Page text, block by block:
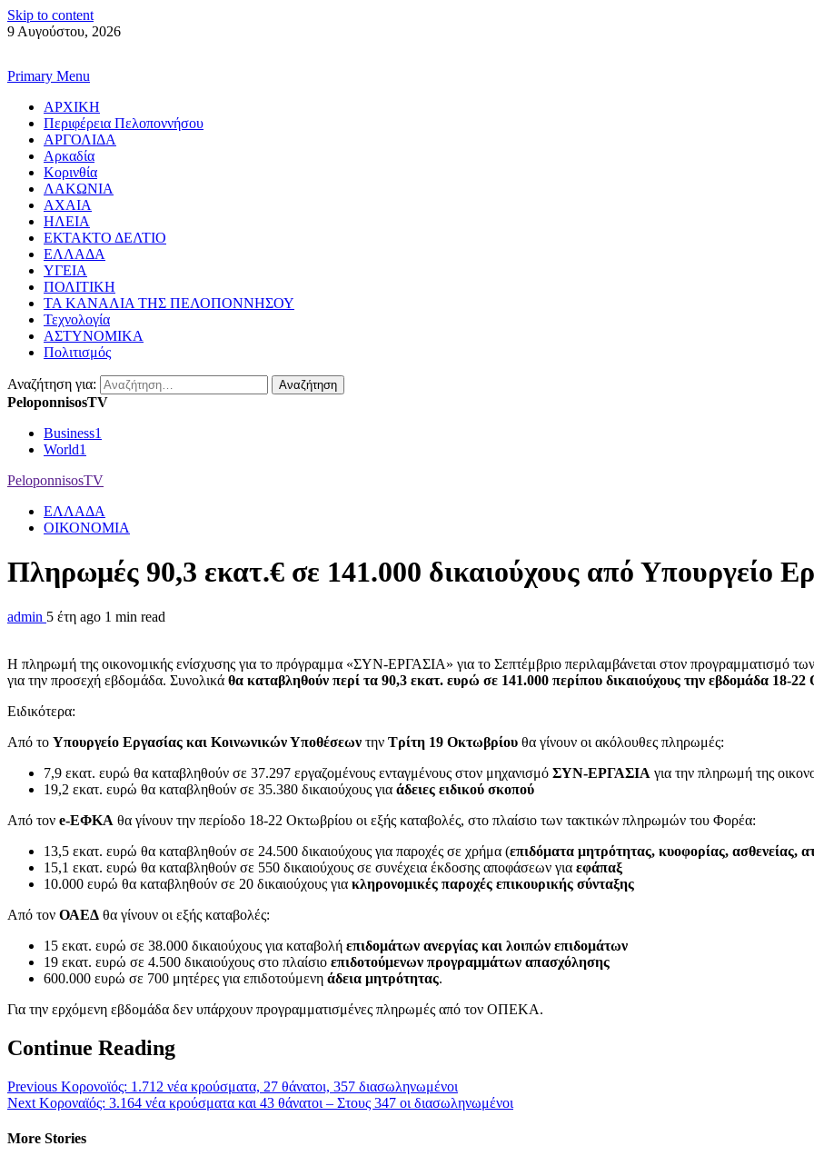
Skip to content
9 Αυγούστου, 2026
Primary Menu
ΑΡΧΙΚΗ
Περιφέρεια Πελοποννήσου
ΑΡΓΟΛΙΔΑ
Αρκαδία
Κορινθία
ΛΑΚΩΝΙΑ
ΑΧΑΙΑ
ΗΛΕΙΑ
ΕΚΤΑΚΤΟ ΔΕΛΤΙΟ
ΕΛΛΑΔΑ
ΥΓΕΙΑ
ΠΟΛΙΤΙΚΗ
ΤΑ ΚΑΝΑΛΙΑ ΤΗΣ ΠΕΛΟΠΟΝΝΗΣΟΥ
Τεχνολογία
ΑΣΤΥΝΟΜΙΚΑ
Πολιτισμός
Αναζήτηση για:
PeloponnisosTV
Business1
World1
PeloponnisosTV
ΕΛΛΑΔΑ
ΟΙΚΟΝΟΜΙΑ
Πληρωμές 90,3 εκατ.€ σε 141.000 δικαιούχους από
admin 5 έτη ago 1 min read
H πληρωμή της οικονομικής ενίσχυσης για το πρόγραμμα «ΣΥΝ-ΕΡΓΑΣΙΑ» για το Σεπτέμβριο περιλαμβάνεται στον προγραμματισμό
για την προσεχή εβδομάδα. Συνολικά θα καταβληθούν περί τα 90,3 εκατ. ευρώ σε 141.000 περίπου δικαιούχους την εβδομάδα 18-
Ειδικότερα:
Από το Υπουργείο Εργασίας και Κοινωνικών Υποθέσεων την Τρίτη 19 Οκτωβρίου θα γίνουν οι ακόλουθες πληρωμές:
7,9 εκατ. ευρώ θα καταβληθούν σε 37.297 εργαζομένους ενταγμένους στον μηχανισμό ΣΥΝ-ΕΡΓΑΣΙΑ για την πληρωμή της
19,2 εκατ. ευρώ θα καταβληθούν σε 35.380 δικαιούχους για άδειες ειδικού σκοπού
Από τον e-ΕΦΚΑ θα γίνουν την περίοδο 18-22 Οκτωβρίου οι εξής καταβολές, στο πλαίσιο των τακτικών πληρωμών του Φορέα:
13,5 εκατ. ευρώ θα καταβληθούν σε 24.500 δικαιούχους για παροχές σε χρήμα (επιδόματα μητρότητας, κυοφορίας, ασθενείας,
15,1 εκατ. ευρώ θα καταβληθούν σε 550 δικαιούχους σε συνέχεια έκδοσης αποφάσεων για εφάπαξ
10.000 ευρώ θα καταβληθούν σε 20 δικαιούχους για κληρονομικές παροχές επικουρικής σύνταξης
Από τον ΟΑΕΔ θα γίνουν οι εξής καταβολές:
15 εκατ. ευρώ σε 38.000 δικαιούχους για καταβολή επιδομάτων ανεργίας και λοιπών επιδομάτων
19 εκατ. ευρώ σε 4.500 δικαιούχους στο πλαίσιο επιδοτούμενων προγραμμάτων απασχόλησης
600.000 ευρώ σε 700 μητέρες για επιδοτούμενη άδεια μητρότητας.
Για την ερχόμενη εβδομάδα δεν υπάρχουν προγραμματισμένες πληρωμές από τον ΟΠΕΚΑ.
Continue Reading
Previous Κορονοϊός: 1.712 νέα κρούσματα, 27 θάνατοι, 357 διασωληνωμένοι
Next Κοροναϊός: 3.164 νέα κρούσματα και 43 θάνατοι – Στους 347 οι διασωληνωμένοι
More Stories